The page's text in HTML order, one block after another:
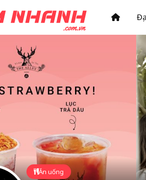
Ăn uống